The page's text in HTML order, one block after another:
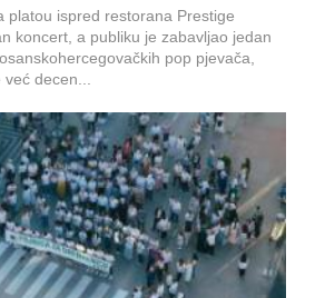
platou ispred restorana Prestige
koncert, a publiku je zabavljao jedan
pop pjevača,
već decen...